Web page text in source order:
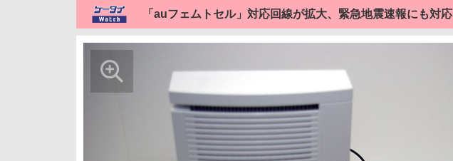
「auフェムトセル」対応回線が拡大、緊急地震速報にも対応